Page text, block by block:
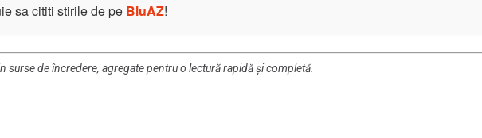
sa cititi stirile de pe BluAZ!
surse de încredere, agregate pentru o lectură rapidă și completă.